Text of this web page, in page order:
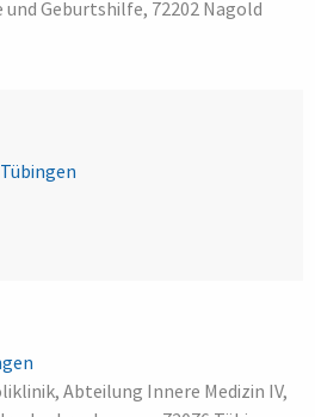
Geburtshilfe, 72202 Nagold
Abteilung Innere Medizin IV,